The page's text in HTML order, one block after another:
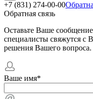
+7 (831) 274-00-00
Обратная связь
Оставьте Ваше
специалисты свяжутся с
решения Вашего вопроса.
Ваше имя*